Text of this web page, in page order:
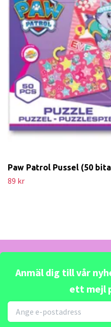
Paw Patrol Pussel (50
89 kr
Anmäl dig till vår
ett mejl